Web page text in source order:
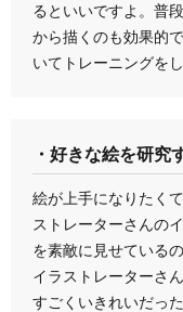
るといいですよ。普
から描くのも効果的
いてトレーニングをし
・好きな絵を研究
絵が上手になりたく
ストレーターさんの
を素敵に見せている
イラストレーターさ
すごくいきれいだっ